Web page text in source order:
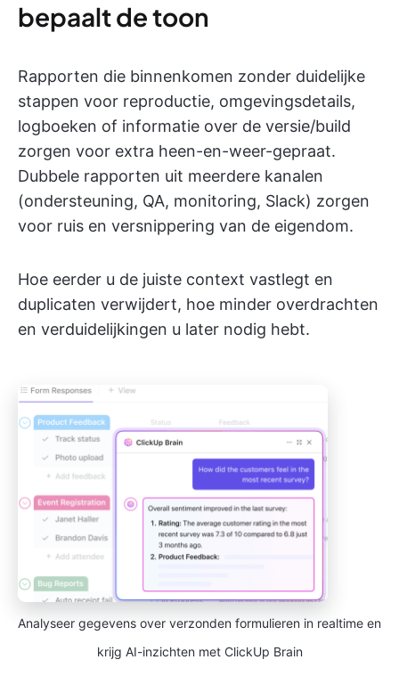
bepaalt de toon
Rapporten die binnenkomen zonder duidelijke
stappen voor reproductie, omgevingsdetails,
logboeken of informatie over de versie/build
zorgen voor extra heen-en-weer-gepraat.
Dubbele rapporten uit meerdere kanalen
(ondersteuning, QA, monitoring, Slack) zorgen
voor ruis en versnippering van de eigendom.
Hoe eerder u de juiste context vastlegt en
duplicaten verwijdert, hoe minder overdrachten
en verduidelijkingen u later nodig hebt.
Analyseer gegevens over verzonden formulieren in realtime en
krijg AI-inzichten met ClickUp Brain